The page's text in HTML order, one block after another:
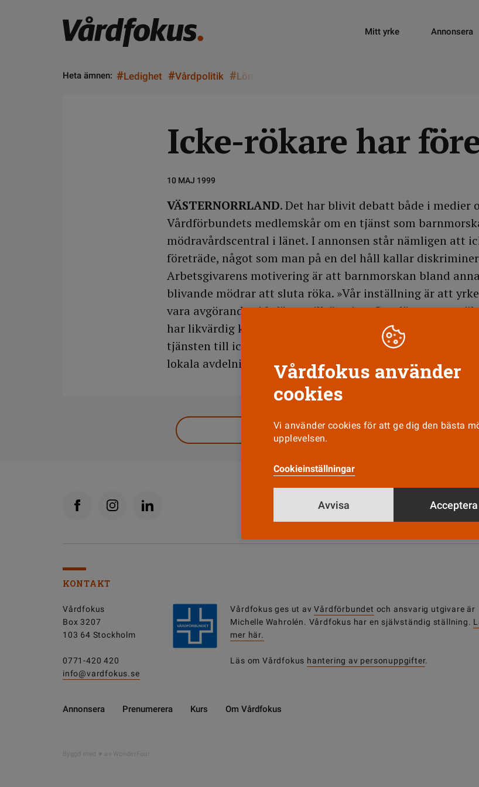
Mitt yrke Annonsera
Heta ämnen: #Ledighet #Vårdpolitik #Lön
Icke-rökare har
10 MAJ 1999
VÄSTERNORRLAND. Det har blivit debatt både i medier
Vårdförbundets medlemskår om en tjänst som
mödravårdscentral i länet. I annonsen står nämligen att
företräde, något som man på en del håll kallar
Arbetsgivarens motivering är att barnmorskan bland
blivande mödrar att sluta röka. »Vår inställning är att
vara avgörande vid tjänstetillsättning. Om däremot en
har likvärdig kompetens är det inte fel utifrån
tjänsten till icke-rökaren«, säger Kerstin Sjöström,
lokala avdelning.
Till Vårdfokus startsida
Tipsa oss!
KONTAKT
Vårdfokus
Box 3207
103 64 Stockholm
0771-420 420
info@vardfokus.se
Vårdfokus ges ut avVårdförbundet och ansvarig utgivare är
Michelle Wahrolén. Vårdfokus har en självständig ställning.
mer här.
Läs om Vårdfokus hantering av personuppgifter.
Annonsera Prenumerera Kurs Om Vårdfokus
Byggd med av WonderFour
Vårdfokus använder
cookies
Vi använder cookies för att ge dig den bästa
upplevelsen.
Cookieinställningar
Avvisa Acceptera